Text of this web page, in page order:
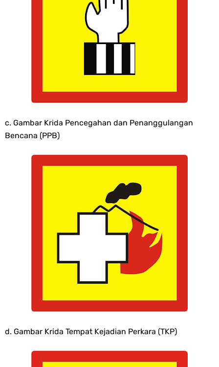
c. Gambar Krida Pencegahan dan Penanggulangan
Bencana (PPB)
d. Gambar Krida Tempat Kejadian Perkara (TKP)